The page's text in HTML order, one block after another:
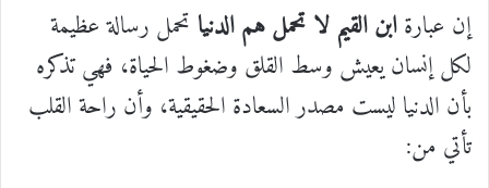
إن عبارةابن القيم لا تحمل هم الدنيا تحمل رسالة عظيمة
لكل إنسان يعيش وسط القلق وضغوط الحياة، فهي تذكره
بأن الدنيا ليست مصدر السعادة الحقيقية، وأن راحة القلب
تأتي من: